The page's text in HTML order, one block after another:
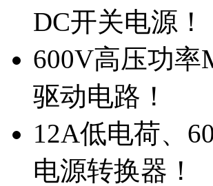
DC开关电源！
600V高压功率
驱动电路！
12A低电荷、
电源转换器！